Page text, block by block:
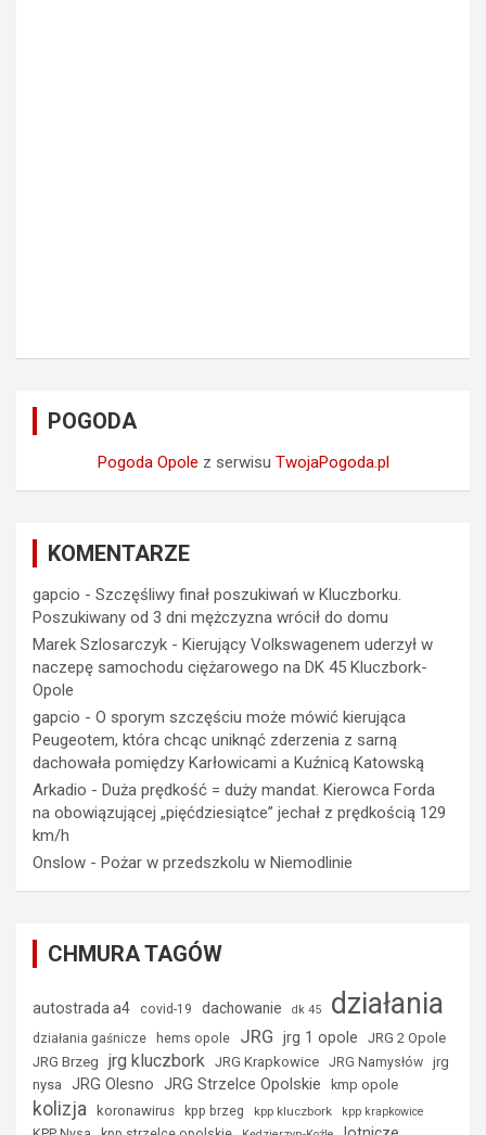
POGODA
Pogoda Opole z serwisu TwojaPogoda.pl
KOMENTARZE
gapcio - Szczęśliwy finał poszukiwań w Kluczborku.
Poszukiwany od 3 dni mężczyzna wrócił do domu
Marek Szlosarczyk - Kierujący Volkswagenem uderzył w
naczepę samochodu ciężarowego na DK 45 Kluczbork-
Opole
gapcio - O sporym szczęściu może mówić kierująca
Peugeotem, która chcąc uniknąć zderzenia z sarną
dachowała pomiędzy Karłowicami a Kuźnicą Katowską
Arkadio - Duża prędkość = duży mandat. Kierowca Forda
na obowiązującej „pięćdziesiątce” jechał z prędkością 129
km/h
Onslow - Pożar w przedszkolu w Niemodlinie
CHMURA TAGÓW
autostrada a4 covid-19 dachowanie dk 45 działania
działania gaśnicze hems opole JRG jrg 1 opole
JRG 2 Opole
JRG Brzeg
jrg kluczbork JRG Krapkowice JRG Namysłów
jrg
nysa
JRG Olesno JRG Strzelce Opolskie kmp opole
kolizja koronawirus kpp brzeg kpp kluczbork kpp krapkowice